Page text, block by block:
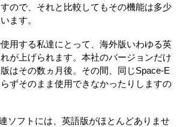
ので、それと比較してもその機能は多少
ます。
用する私達にとって、海外版いわゆる英
が上げられます。本社のバージョンだけ
はその数ヵ月後。その間、同じSpace-E
ずそのまま使用できなかったりしますの
ソフトには、英語版がほとんどありませ